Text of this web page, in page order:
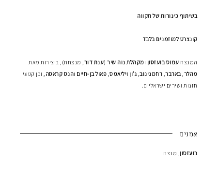
בשיתוף כינורות של תקווה
קונצרט למוזמנים בלבד
המנצח עמוס בועזסון ומקהלת נוה שיר (ענת דור, מנצחת), ביצירות מאת
מהלר,בארבר, רחמנינוב, ג'ון ויליאמס, פאול בן-חיים והנס קראסה , וכן קטעי
חזנות ושירים ישראליים.
אמנים
בועזסון, מנצח